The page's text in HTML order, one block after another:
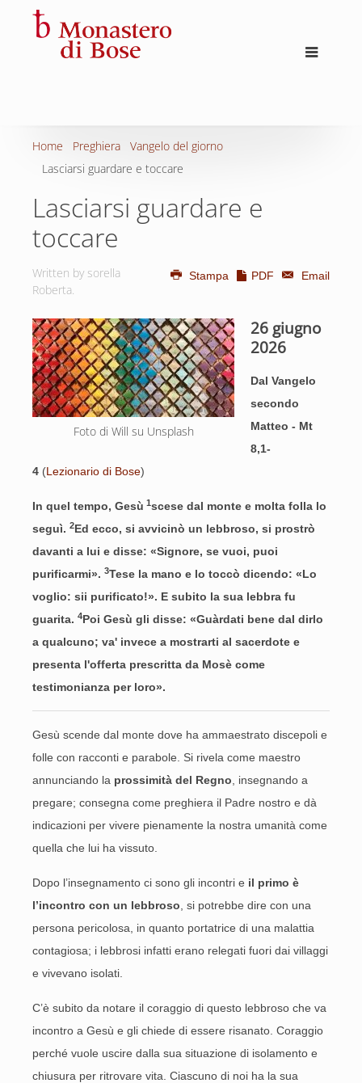
Home Preghiera
Vangelo del giorno
Lasciarsi guardare e toccare
Lasciarsi guardare e
toccare
Written by sorella
Roberta.
Stampa PDF Email
Foto di Will su Unsplash
26 giugno
2026
Dal Vangelo
secondo
Matteo - Mt
8,1-
4 (Lezionario di Bose)
In quel tempo, Gesù 1scese dal monte e molta folla lo
seguì. 2Ed ecco, si avvicinò un lebbroso, si prostrò
davanti a lui e disse: «Signore, se vuoi, puoi
purificarmi». 3Tese la mano e lo toccò dicendo: «Lo
voglio: sii purificato!». E subito la sua lebbra fu
guarita. 4Poi Gesù gli disse: «Guàrdati bene dal dirlo
a qualcuno; va' invece a mostrarti al sacerdote e
presenta l'offerta prescritta da Mosè come
testimonianza per loro».
Gesù scende dal monte dove ha ammaestrato discepoli e
folle con racconti e parabole. Si rivela come maestro
annunciando la prossimità del Regno , insegnando a
pregare; consegna come preghiera il Padre nostro e dà
indicazioni per vivere pienamente la nostra umanità come
quella che lui ha vissuto.
Dopo l’insegnamento ci sono gli incontri e il primo è
l’incontro con un lebbroso , si potrebbe dire con una
persona pericolosa, in quanto portatrice di una malattia
contagiosa; i lebbrosi infatti erano relegati fuori dai villaggi
e vivevano isolati.
C’è subito da notare il coraggio di questo lebbroso che va
incontro a Gesù e gli chiede di essere risanato. Coraggio
perché vuole uscire dalla sua situazione di isolamento e
chiusura per ritrovare vita. Ciascuno di noi ha la sua